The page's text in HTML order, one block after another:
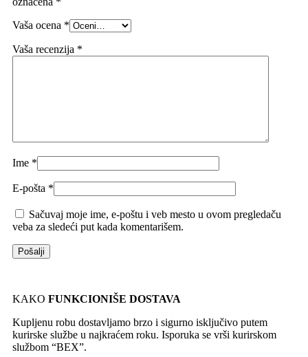
Vaša ocena *
Vaša recenzija *
Ime *
E-pošta *
Sačuvaj moje ime, e-poštu i veb mesto u ovom pregledaču
veba za sledeći put kada komentarišem.
KAKO FUNKCIONIŠE DOSTAVA
Kupljenu robu dostavljamo brzo i sigurno isključivo putem
kurirske službe u najkraćem roku. Isporuka se vrši kurirskom
službom “BEX”.